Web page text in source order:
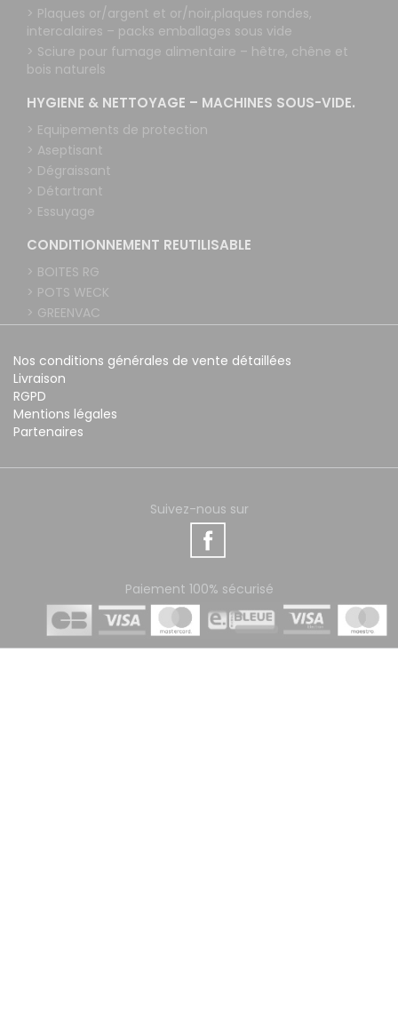
> Plaques or/argent et or/noir,plaques rondes,
intercalaires – packs emballages sous vide
> Sciure pour fumage alimentaire – hêtre, chêne et
bois naturels
HYGIENE & NETTOYAGE – MACHINES SOUS-VIDE.
> Equipements de protection
> Aseptisant
> Dégraissant
> Détartrant
> Essuyage
CONDITIONNEMENT REUTILISABLE
> BOITES RG
> POTS WECK
> GREENVAC
Nos conditions générales de vente détaillées
Livraison
RGPD
Mentions légales
Partenaires
Suivez-nous sur
Paiement 100% sécurisé